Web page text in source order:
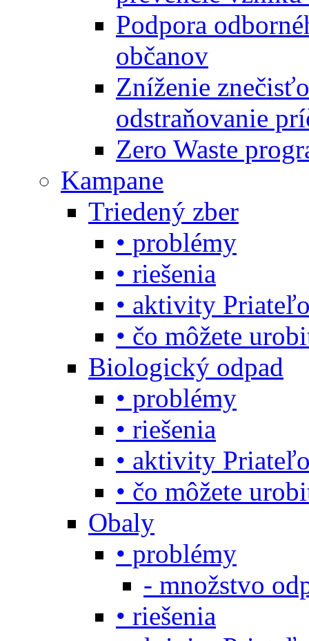
Podpora
občanov
Zníženie
odstraňovanie
Zero Waste
Kampane
Triedený zber
• problémy
• riešenia
• aktivity
• čo môžete
Biologický odpad
• problémy
• riešenia
• aktivity
• čo môžete
Obaly
• problémy
- množstvo
• riešenia